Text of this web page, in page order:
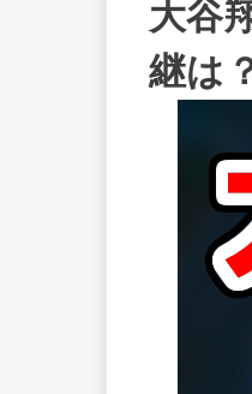
大谷
継は